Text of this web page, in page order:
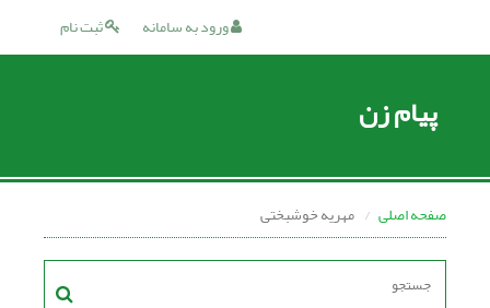
ثبت نام ورود به سامانه
پیام زن
صفحه اصلی مهریه خوشبختی